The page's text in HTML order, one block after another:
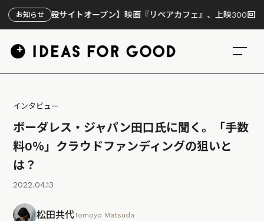
お知らせ
設サイトオープン】映画『リペアカフェ』、上映300回の先で見えて
インタビュー
ボーダレス・ジャパン田口氏に聞く。「手数
料0％」クラウドファンディングの狙いと
は？
2022.04.13
松田共代Tomoyo Matsuda